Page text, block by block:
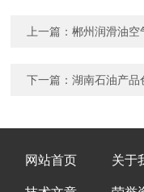
上一篇：郴州润滑油空
下一篇：湖南石油产品
网站首页 关于